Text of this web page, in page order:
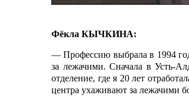
Фёкла КЫЧКИНА:
— Профессию выбрала в 1994
за лежачими. Сначала в Усть-
отделение, где я 20 лет
центра ухаживают за